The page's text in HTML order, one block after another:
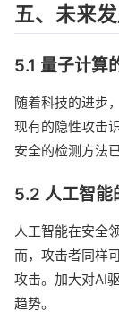
五、未来
5.1 量子计算
随着科技的进步
现有的隐性攻击
安全的检测方法
5.2 人工智能
人工智能在安全
而，攻击者同样
攻击。加大对AI
趋势。